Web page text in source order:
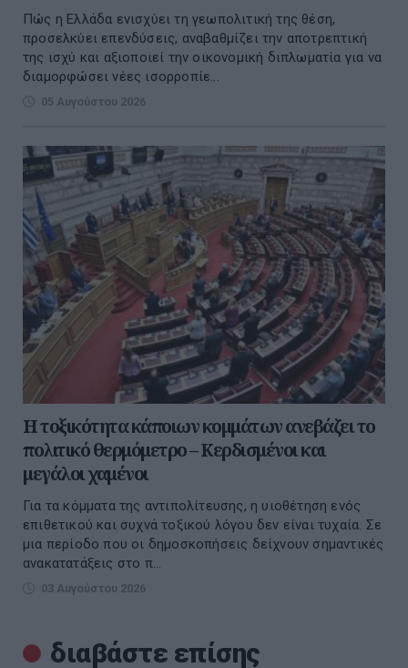
Πώς η Ελλάδα ενισχύει τη γεωπολιτική της θέση,
προσελκύει επενδύσεις, αναβαθμίζει την αποτρεπτική
της ισχύ και αξιοποιεί την οικονομική διπλωματία για να
διαμορφώσει νέες ισορροπίε...
05 Αυγούστου 2026
Η τοξικότητα κάποιων κομμάτων ανεβάζει το
πολιτικό θερμόμετρο – Κερδισμένοι και
μεγάλοι χαμένοι
Για τα κόμματα της αντιπολίτευσης, η υιοθέτηση ενός
επιθετικού και συχνά τοξικού λόγου δεν είναι τυχαία. Σε
μια περίοδο που οι δημοσκοπήσεις δείχνουν σημαντικές
ανακατατάξεις στο π...
03 Αυγούστου 2026
διαβάστε επίσης